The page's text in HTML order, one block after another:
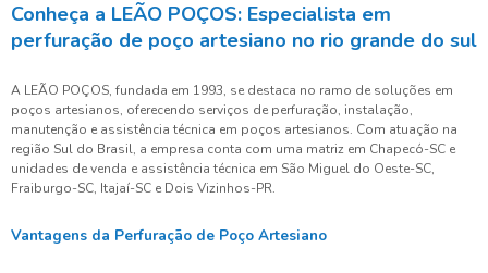
Conheça a LEÃO POÇOS: Especialista em
perfuração de poço artesiano no rio grande do sul
A LEÃO POÇOS, fundada em 1993, se destaca no ramo de soluções em
poços artesianos, oferecendo serviços de perfuração, instalação,
manutenção e assistência técnica em poços artesianos. Com atuação na
região Sul do Brasil, a empresa conta com uma matriz em Chapecó-SC e
unidades de venda e assistência técnica em São Miguel do Oeste-SC,
Fraiburgo-SC, Itajaí-SC e Dois Vizinhos-PR.
Vantagens da Perfuração de Poço Artesiano